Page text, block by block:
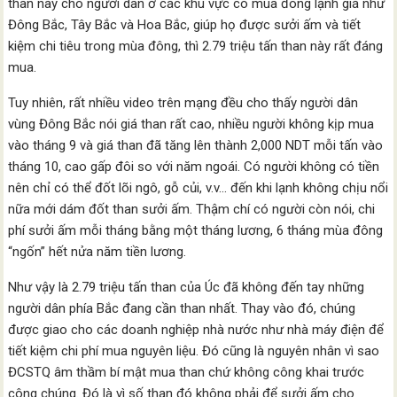
than này cho người dân ở các khu vực có mùa đông lạnh giá như
Đông Bắc, Tây Bắc và Hoa Bắc, giúp họ được sưởi ấm và tiết
kiệm chi tiêu trong mùa đông, thì 2.79 triệu tấn than này rất đáng
mua.
Tuy nhiên, rất nhiều video trên mạng đều cho thấy người dân
vùng Đông Bắc nói giá than rất cao, nhiều người không kịp mua
vào tháng 9 và giá than đã tăng lên thành 2,000 NDT mỗi tấn vào
tháng 10, cao gấp đôi so với năm ngoái. Có người không có tiền
nên chỉ có thể đốt lõi ngô, gỗ củi, v.v… đến khi lạnh không chịu nổi
nữa mới dám đốt than sưởi ấm. Thậm chí có người còn nói, chi
phí sưởi ấm mỗi tháng bằng một tháng lương, 6 tháng mùa đông
“ngốn” hết nửa năm tiền lương.
Như vậy là 2.79 triệu tấn than của Úc đã không đến tay những
người dân phía Bắc đang cần than nhất. Thay vào đó, chúng
được giao cho các doanh nghiệp nhà nước như nhà máy điện để
tiết kiệm chi phí mua nguyên liệu. Đó cũng là nguyên nhân vì sao
ĐCSTQ âm thầm bí mật mua than chứ không công khai trước
công chúng. Đó là vì số than đó không phải để sưởi ấm cho